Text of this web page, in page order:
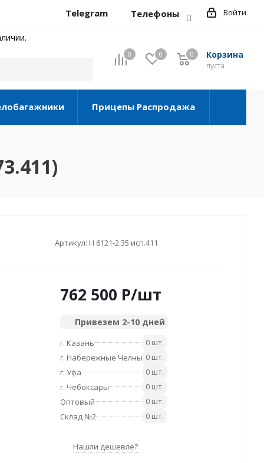
Войти
Telegram Телефоны
0 0 Корзина
0
пуста
0
Прицепы Распродажа
Артикул: Н 6121-2.35 исп.411
762 500 P/шт
Привезем 2-10 дней
г. Казань
0 шт.
г. Набережные Челны 0 шт.
г. Уфа
0 шт.
г. Чебоксары
0 шт.
Оптовый
0 шт.
Склад №2
0 шт.
Нашли дешевле?